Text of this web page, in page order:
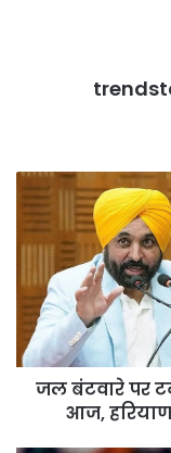
जल
बंटवारे
पर
टकराव
Punjab
का
विरोध
प्रस्ताव
आज,जल बंटवारे पर
आज,